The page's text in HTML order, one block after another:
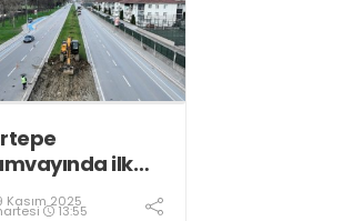
ilk
vuruldu
Kasım 2025
13:55